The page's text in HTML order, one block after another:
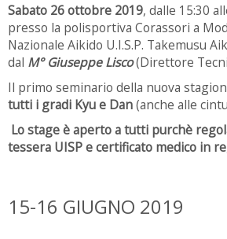
Sabato 26 ottobre 2019, dalle 15:30
presso la polisportiva Corassori a
Nazionale Aikido U.I.S.P. Takemusu
dal M° Giuseppe Lisco(Direttore
Il primo seminario della nuova
tutti i gradi Kyu e Dan(anche alle
Lo stage è aperto a tutti purchè
tessera UISP e certificato medico in
15-16 GIUGNO 2019